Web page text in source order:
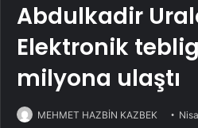
Abdulkadir
Elektronik
milyona ulaştı
MEHMET HAZBİN KAZBEK